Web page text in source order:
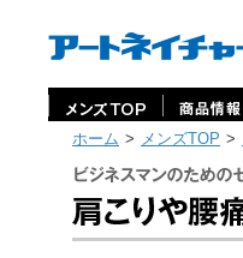
ホーム > メンズTOP >